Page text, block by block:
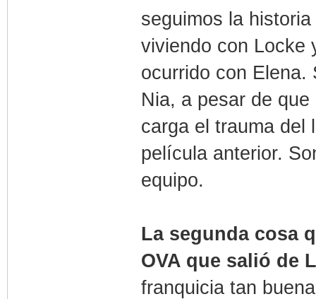
seguimos la
viviendo con Locke
ocurrido con Elena.
Nia, a pesar de
carga el trauma del
película anterior.
equipo.
La segunda cosa
OVA que salió de
franquicia tan